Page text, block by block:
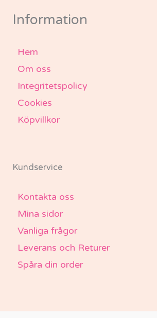
f
Information
Hem
Om oss
Integritetspolicy
Cookies
Köpvillkor
Kundservice
Kontakta oss
Mina sidor
Vanliga frågor
Leverans och Returer
Spåra din order